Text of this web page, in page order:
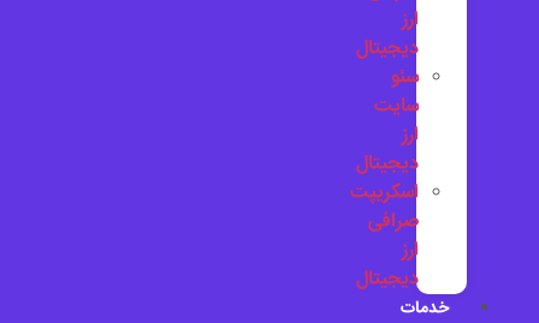
ارز
دیجیتال
سئو
سایت
ارز
دیجیتال
اسکریپت
صرافی
ارز
دیجیتال
خدمات